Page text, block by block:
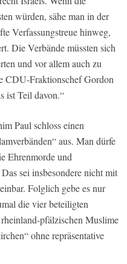
würden, sähe man in der
Verfassungstreue hinweg,
Die Verbände müssten sich
und vor allem auch zu
CDU-Fraktionschef Gordon
ist Teil davon.“
Paul schloss einen
aus. Man dürfe
Ehrenmorde und
sei insbesondere nicht mit
Folglich gebe es nur
die vier beteiligten
pfälzischen Muslime
ohne repräsentative